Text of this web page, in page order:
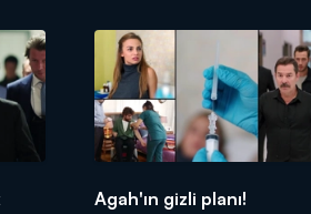
Agah'ın gizli planı!